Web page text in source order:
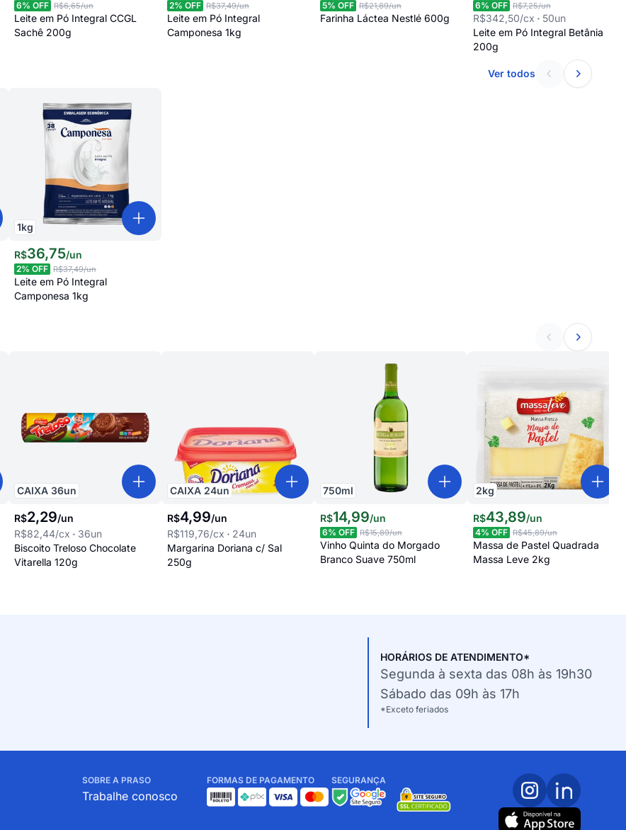
6% OFF R$6,65/un
Leite em Pó Integral CCGL
Sachê 200g
2% OFF R$37,49/un
Leite em Pó Integral
Camponesa 1kg
5% OFF R$21,89/un
Farinha Láctea Nestlé 600g
6% OFF R$7,25/un
R$342,50/cx 50un
Leite em Pó Integral Betânia
200g
Ver todos
1kg
R$36,75/un
2% OFF R$37,49/un
Leite em Pó Integral
Camponesa 1kg
CAIXA 36un
R$2,29/un
R$82,44/cx 36un
Biscoito Treloso Chocolate
Vitarella 120g
CAIXA 24un
R$4,99/un
R$119,76/cx 24un
Margarina Doriana c/ Sal
250g
750ml
R$14,99/un
6% OFF R$15,89/un
Vinho Quinta do Morgado
Branco Suave 750ml
2kg
R$43,89/un
4% OFF R$45,89/un
Massa de Pastel Quadrada
Massa Leve 2kg
HORÁRIOS DE ATENDIMENTO*
Segunda à sexta das 08h às 19h30
Sábado das 09h às 17h
*Exceto feriados
SOBRE A PRASO
Trabalhe conosco
FORMAS DE PAGAMENTO SEGURANÇA